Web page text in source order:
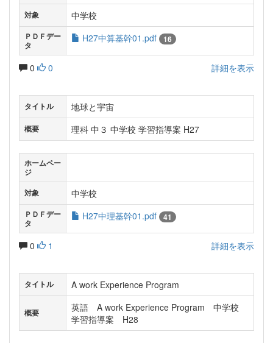
対象
中学校
ＰＤＦデー
タ
H27中算基幹01.pdf 16
0 0 詳細を表示
タイトル 地球と宇宙
概要 理科 中３ 中学校 学習指導案 H27
ホームペー
ジ
対象
中学校
ＰＤＦデー
タ
H27中理基幹01.pdf 41
0 1 詳細を表示
タイトル A work Experience Program
概要
英語 A work Experience Program 中学校
学習指導案 H28